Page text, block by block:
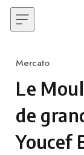
Skip to content
Category
Mercato
Le
de
Youcef